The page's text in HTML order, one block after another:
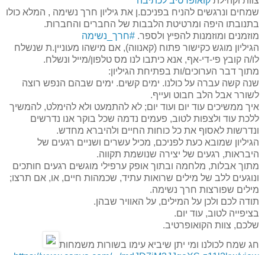
שמחים ונרגשים להניח בפניכם.ן את גיליון חרך נשימה , המלא כולו
בתנובתו היפה ומרטיטת הלבבות של החברים והחברות.
מוזמנים ומוזמנות להפיץ ולספר. #חרך_נשימה
הגיליון מוגש כקישור פתוח (קאנווה), אם מישהו מעוניין.ת שנשלח
לו/ה קובץ פי-די-אף, אנא כיתבו לנו מס טלפון/מייל ונשלח.
מתוך דבר הערוכים/ות בפתיחת הגיליון:
שנה קשה עברה על כולנו. ימים קשים. ימים שבהם הנפש רוצה
לשורר אבל הלב חבוט ועייף.
איך ממשיכים עוד יום ועוד יום; לא להתמעט ולא להימלט, להמשיך
ללכת עוד ולצפות לטוב, פעמים נדמה שכל בוקר אנו נדרשים
ונדרשות לאסוף את כל כוחות החיים ולהיברא מחדש.
הגיליון שמובא כעת לפניכם, מכיל עשרים ושניים רגעים של
היבראות, רגעים של יצירה שנושמת תקווה.
מתוך אבלות, מלחמה ובתוך אופק ערפילי מוגשים רגעים חותכים
ונוגעים ללב של מילים שרואות עתיד, שכמהות חיים, או, אם תרצו;
מילים שפורצות חרך נשימה.
תודה לכם ולכן על המילים, על האוויר שבהן.
בציפייה לטוב, עוד יום.
שלכם, צוות הקואופרטיב.
חג שמח לכולנו ומי יתן שיביא עימו בשורות משמחות